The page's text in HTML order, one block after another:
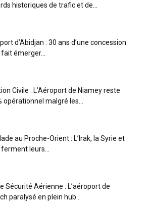
historiques de trafic et de...
d’Abidjan : 30 ans d’une concession
émerger...
Civile : L’Aéroport de Niamey reste
opérationnel malgré les...
au Proche-Orient : L’Irak, la Syrie et
ferment leurs...
Sécurité Aérienne : L’aéroport de
paralysé en plein hub...